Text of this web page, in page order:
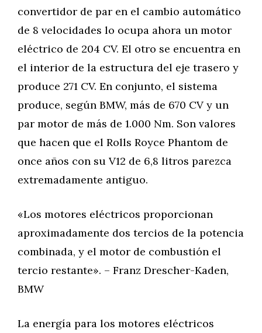
convertidor de par en el cambio automático
de 8 velocidades lo ocupa ahora un motor
eléctrico de 204 CV. El otro se encuentra en
el interior de la estructura del eje trasero y
produce 271 CV. En conjunto, el sistema
produce, según BMW, más de 670 CV y un
par motor de más de 1.000 Nm. Son valores
que hacen que el Rolls Royce Phantom de
once años con su V12 de 6,8 litros parezca
extremadamente antiguo.
«Los motores eléctricos proporcionan
aproximadamente dos tercios de la potencia
combinada, y el motor de combustión el
tercio restante». – Franz Drescher-Kaden,
BMW
La energía para los motores eléctricos